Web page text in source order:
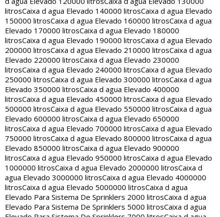
litrosCaixa d agua Elevado 140000 litrosCaixa d agua Elevado
150000 litrosCaixa d agua Elevado 160000 litrosCaixa d agua
Elevado 170000 litrosCaixa d agua Elevado 180000
litrosCaixa d agua Elevado 190000 litrosCaixa d agua Elevado
200000 litrosCaixa d agua Elevado 210000 litrosCaixa d agua
Elevado 220000 litrosCaixa d agua Elevado 230000
litrosCaixa d agua Elevado 240000 litrosCaixa d agua Elevado
250000 litrosCaixa d agua Elevado 300000 litrosCaixa d agua
Elevado 350000 litrosCaixa d agua Elevado 400000
litrosCaixa d agua Elevado 450000 litrosCaixa d agua Elevado
500000 litrosCaixa d agua Elevado 550000 litrosCaixa d agua
Elevado 600000 litrosCaixa d agua Elevado 650000
litrosCaixa d agua Elevado 700000 litrosCaixa d agua Elevado
750000 litrosCaixa d agua Elevado 800000 litrosCaixa d agua
Elevado 850000 litrosCaixa d agua Elevado 900000
litrosCaixa d agua Elevado 950000 litrosCaixa d agua Elevado
1000000 litrosCaixa d agua Elevado 2000000 litrosCaixa d
agua Elevado 3000000 litrosCaixa d agua Elevado 4000000
litrosCaixa d agua Elevado 5000000 litrosCaixa d agua
Elevado Para Sistema De Sprinklers 2000 litrosCaixa d agua
Elevado Para Sistema De Sprinklers 5000 litrosCaixa d agua